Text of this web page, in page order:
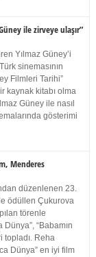
ile zirveye ulaşır”
Yılmaz Güney’i
sinemasının
Filmleri Tarihi”
kaynak kitabı olma
Güney ile nasıl
gösterimi
Menderes
düzenlenen 23.
ödüllen Çukurova
törenle
“Babamın
topladı. Reha
Dünya” en iyi film